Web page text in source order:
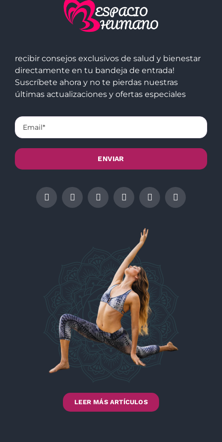
recibir consejos exclusivos de salud y bienestar
directamente en tu bandeja de entrada!
Suscríbete ahora y no te pierdas nuestras
últimas actualizaciones y ofertas especiales
LEER MÁS ARTÍCULOS